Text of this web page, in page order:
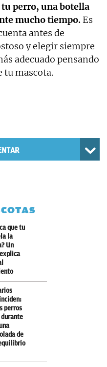
perro, una botella
mucho tiempo. Es
antes de
y elegir siempre
adecuado pensando
tu mascota.
que tu
la
Un
perros
durante
de